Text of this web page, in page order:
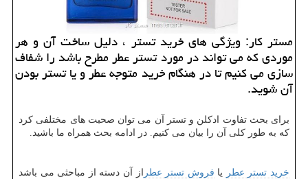
مستر كار: ویژگی های خرید تستر ، دلیل ساخت آن و هر
موردی كه می تواند در مورد تستر عطر مطرح باشد را شفاف
سازی می كنیم تا در هنگام خرید متوجه عطر و یا تستر بودن
آن شوید.
برای بحث تفاوت ادکلن و تستر آن می توان صحبت های مختلفی كرد
كه به طور كلی آن را بیان می كنیم. در ادامه بحث همراه ما باشید.
خرید تستر عطر یا فروش تستر عطر از آن دسته از مباحثی می باشد